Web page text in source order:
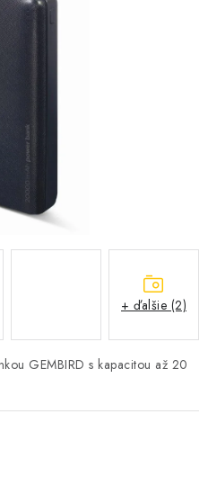
GEMBIRD s kapacitou až 20
+ ďalšie (2)